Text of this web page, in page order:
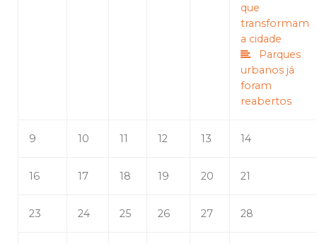
que
transformam
a cidade
Parques
urbanos já
foram
reabertos
9 10 11 12 13 14
16 17 18 19 20 21
23 24 25 26 27 28